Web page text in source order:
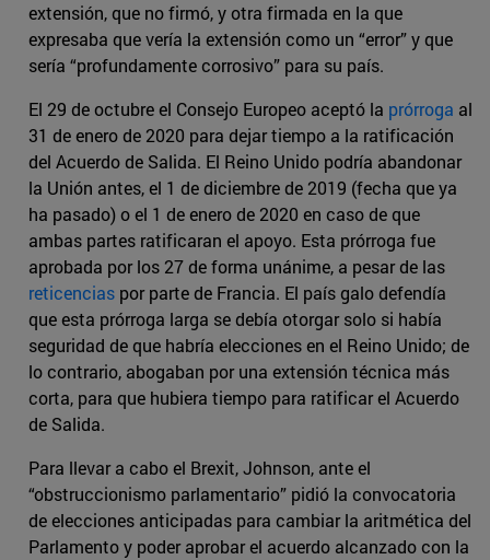
extensión, que no firmó, y otra firmada en la que
expresaba que vería la extensión como un “error” y que
sería “profundamente corrosivo” para su país.
El 29 de octubre el Consejo Europeo aceptó la prórroga al
31 de enero de 2020 para dejar tiempo a la ratificación
del Acuerdo de Salida. El Reino Unido podría abandonar
la Unión antes, el 1 de diciembre de 2019 (fecha que ya
ha pasado) o el 1 de enero de 2020 en caso de que
ambas partes ratificaran el apoyo. Esta prórroga fue
aprobada por los 27 de forma unánime, a pesar de las
reticencias por parte de Francia. El país galo defendía
que esta prórroga larga se debía otorgar solo si había
seguridad de que habría elecciones en el Reino Unido; de
lo contrario, abogaban por una extensión técnica más
corta, para que hubiera tiempo para ratificar el Acuerdo
de Salida.
Para llevar a cabo el Brexit, Johnson, ante el
“obstruccionismo parlamentario” pidió la convocatoria
de elecciones anticipadas para cambiar la aritmética del
Parlamento y poder aprobar el acuerdo alcanzado con la